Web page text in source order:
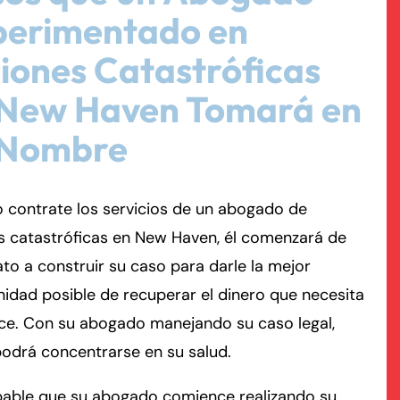
en
Catastróficas
Haven Tomará en
contrate los servicios de un abogado de
catastróficas en New Haven, él comenzará de
a construir su caso para darle la mejor
posible de recuperar el dinero que necesita
Con su abogado manejando su caso legal,
concentrarse en su salud.
- Hours
Service 24/7
Office Hours
8:30 AM – 5:00 PM
8:30 AM – 5:00 PM
8:30 AM – 5:00 PM
Closed
Closed
- Hours
Service 24/7
Office Hours
8:30 AM – 5:00 PM
8:30 AM – 5:00 PM
8:30 AM – 5:00 PM
Closed
Closed